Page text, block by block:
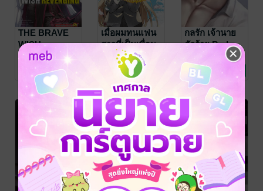
THE BRAVE
WISH
REVENGING
สุดยอดผู้กล้า
เปิดบัญชีแค้น
เล่ม 15
AKIRA
SAKAMOTO
/MANIMANI
ONONATA/ Siam
Inter Comics
การ์ตูนทั่วไป
7 Rating
เมื่อผมทนแฟน
สาวที่เป็นเพื่อน
สมัยเด็กสุดท็อก
ซิกไม่ไหวเลย
ประกาศตัดขาด
~แต่พอเริ่มใช้
ชีวิตในแบบตัว
เอง สาวสวยที่นั่ง
ข้างๆ ดันมา
สารภาพรักซะ
งั้น~ เล่ม 02
Hige/Manimani
Ononata /
LUCKPIM
Publishing
การ์ตูนทั่วไป
1 Rating
กลรัก เจ้านาย
ตัวร้าย Bad
Moment
MaNIE-STORY/
maniestory
นิยายโรมานซ์
No Rating